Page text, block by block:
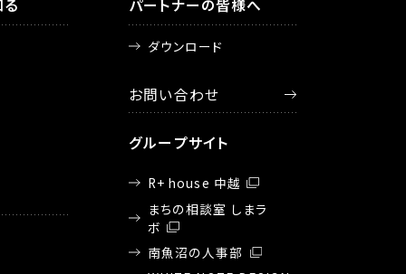
パートナーの皆様へ
ダウンロード
お問い合わせ
グループサイト
R+ house 中越
まちの相談室 しまラ
ボ
南魚沼の人事部